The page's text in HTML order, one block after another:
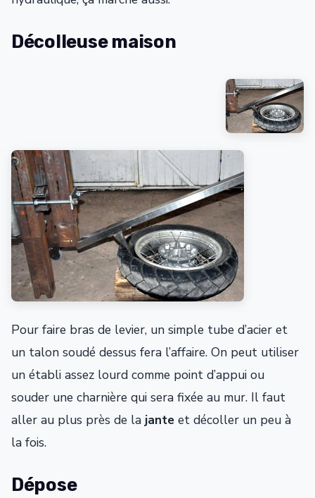
Décolleuse maison
Pour faire bras de levier, un simple tube d’acier et
un talon soudé dessus fera l’affaire. On peut utiliser
un établi assez lourd comme point d’appui ou
souder une charnière qui sera fixée au mur. Il faut
aller au plus près de la jante et décoller un peu à
la fois.
Dépose